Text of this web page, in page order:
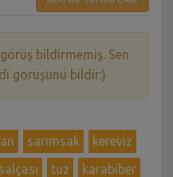
bildirmemiş. Sen
görüşünü bildir:)
sarımsak
kereviz
tuz
karabiber